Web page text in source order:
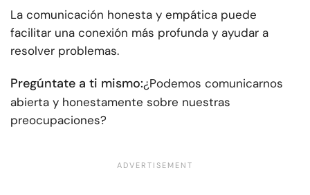
La comunicación honesta y empática puede
facilitar una conexión más profunda y ayudar a
resolver problemas.
Pregúntate a ti mismo:¿Podemos comunicarnos
abierta y honestamente sobre nuestras
preocupaciones?